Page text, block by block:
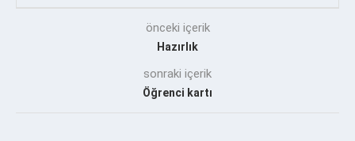
önceki içerik
Hazırlık
sonraki içerik
Öğrenci kartı